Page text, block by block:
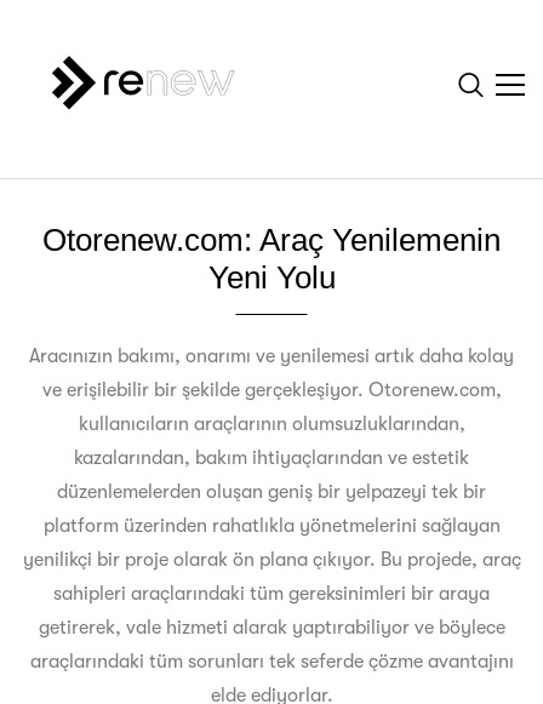
Otorenew.com: Araç Yenilemenin
Yeni Yolu
Aracınızın bakımı, onarımı ve yenilemesi artık daha kolay
ve erişilebilir bir şekilde gerçekleşiyor. Otorenew.com,
kullanıcıların araçlarının olumsuzluklarından,
kazalarından, bakım ihtiyaçlarından ve estetik
düzenlemelerden oluşan geniş bir yelpazeyi tek bir
platform üzerinden rahatlıkla yönetmelerini sağlayan
yenilikçi bir proje olarak ön plana çıkıyor. Bu projede, araç
sahipleri araçlarındaki tüm gereksinimleri bir araya
getirerek, vale hizmeti alarak yaptırabiliyor ve böylece
araçlarındaki tüm sorunları tek seferde çözme avantajını
elde ediyorlar.